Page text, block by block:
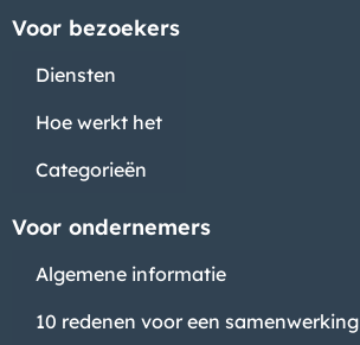
Voor bezoekers
Diensten
Hoe werkt het
Categorieën
Voor ondernemers
Algemene informatie
10 redenen voor een samenwerking